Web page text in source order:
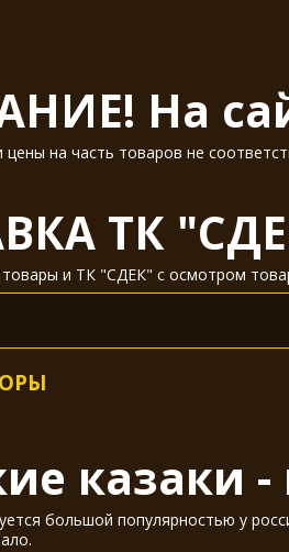
На
цены на часть товаров не
ТК
и ТК "СДЕК" с осмотром
казаки
большой популярностью у